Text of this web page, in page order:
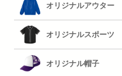
オリジナルアウター
オリジナルスポーツ
オリジナル帽子